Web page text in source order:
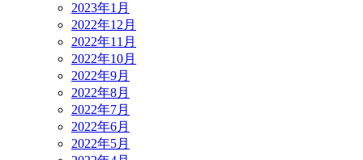
2023年1月
2022年12月
2022年11月
2022年10月
2022年9月
2022年8月
2022年7月
2022年6月
2022年5月